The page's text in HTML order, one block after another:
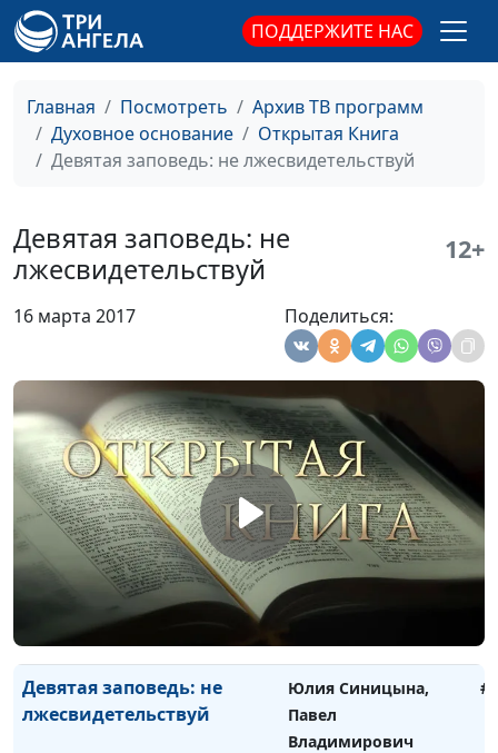
ПОДДЕРЖИТЕ НАС
Главная Посмотреть
Архив ТВ программ
Духовное основание
Открытая Книга
Девятая заповедь: не лжесвидетельствуй
Девятая заповедь: не
лжесвидетельствуй
12+
16 марта 2017 Поделиться:
Божий замысел в моей
жизни
Юлия Синицына,
Василий Половинко,
Встреча с Богом
Юлия Синицына,
Василий Половинко,
Бог меняет характер
Юлия Синицына,
Юлия Синицына,
Василий Половинко,
Живое христианство
Юлия Синицына,
Василий Половинко,
священнослужитель
Десятая заповедь: не
завидуй
Юлия Синицына,
Павел Владимирович
Гончар,
священнослужитель,
магистр богословия
Девятая заповедь: не
лжесвидетельствуй
Юлия Синицына,
Павел
Владимирович